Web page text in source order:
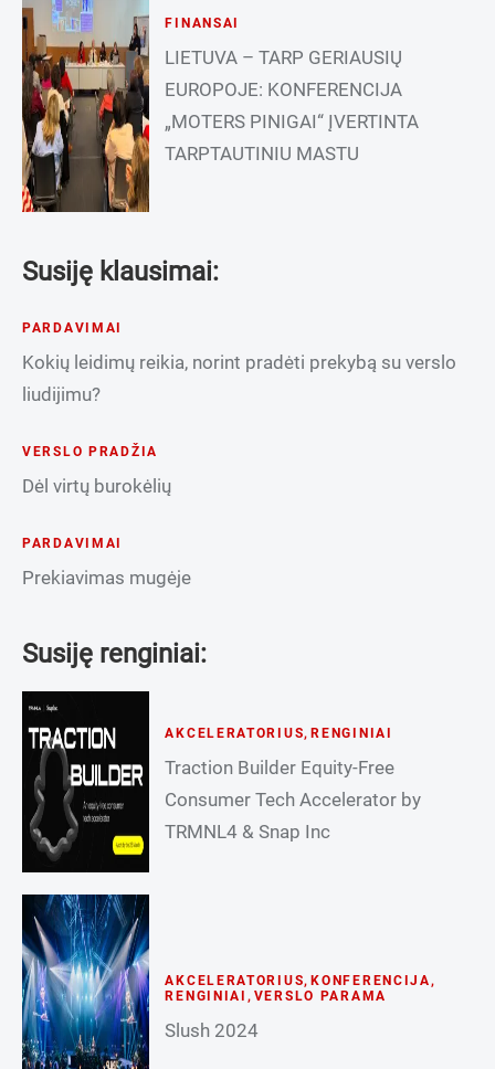
FINANSAI
LIETUVA – TARP GERIAUSIŲ
EUROPOJE: KONFERENCIJA
„MOTERS PINIGAI“ ĮVERTINTA
TARPTAUTINIU MASTU
Susiję klausimai:
PARDAVIMAI
Kokių leidimų reikia, norint pradėti prekybą su verslo
liudijimu?
VERSLO PRADŽIA
Dėl virtų burokėlių
PARDAVIMAI
Prekiavimas mugėje
Susiję renginiai:
AKCELERATORIUS, RENGINIAI
Traction Builder Equity-Free
Consumer Tech Accelerator by
TRMNL4 & Snap Inc
AKCELERATORIUS, KONFERENCIJA,
RENGINIAI , VERSLO PARAMA
Slush 2024